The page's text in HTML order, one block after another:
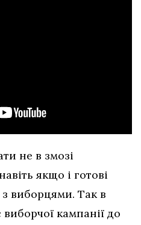
не в змозі
якщо і готові
з виборцями. Так в
виборчої кампанії до